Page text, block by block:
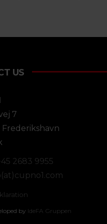
US
7
Frederikshavn
2683 9955
by IdeFA Gruppen